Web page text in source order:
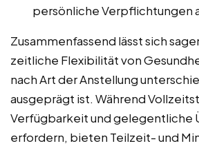
persönliche Verpflichtungen
Zusammenfassend lässt sich
zeitliche Flexibilität von
nach Art der Anstellung
ausgeprägt ist. Während
Verfügbarkeit und gelegentliche
erfordern, bieten Teilzeit- und